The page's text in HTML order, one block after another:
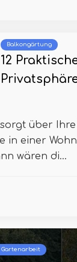
Balkongärtung
12
über
in einer
wären di...
Gartenarbeit